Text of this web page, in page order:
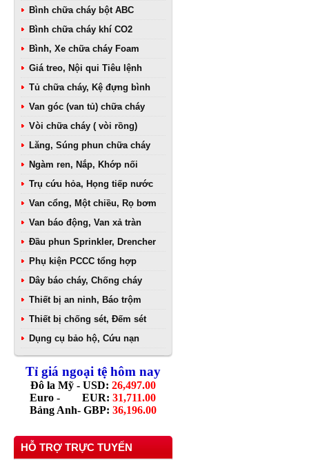
Bình chữa cháy bột ABC
Bình chữa cháy khí CO2
Bình, Xe chữa cháy Foam
Giá treo, Nội qui Tiêu lệnh
Tủ chữa cháy, Kệ đựng bình
Van góc (van tủ) chữa cháy
Vòi chữa cháy ( vòi rồng)
Lăng, Súng phun chữa cháy
Ngàm ren, Nắp, Khớp nối
Trụ cứu hỏa, Họng tiếp nước
Van cổng, Một chiều, Rọ bơm
Van báo động, Van xả tràn
Đầu phun Sprinkler, Drencher
Phụ kiện PCCC tổng hợp
Dây báo cháy, Chống cháy
Thiết bị an ninh, Báo trộm
Thiết bị chống sét, Đếm sét
Dụng cụ bảo hộ, Cứu nạn
Tỉ giá ngoại tệ hôm nay
Đô la Mỹ - USD: 26,497.00
Euro - EUR: 31,711.00
Bảng Anh- GBP: 36,196.00
HỖ TRỢ TRỰC TUYẾN